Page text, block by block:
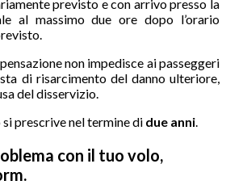
previsto e con arrivo presso la
al massimo due ore dopo l’orario
non impedisce ai passeggeri
di risarcimento del danno ulteriore,
del disservizio.
prescrive nel termine di due anni
con il tuo volo,